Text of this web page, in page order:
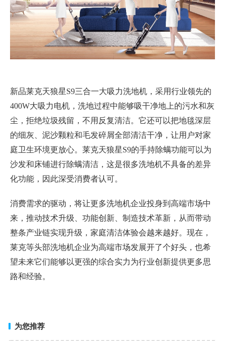
新品莱克天狼星S9三合一大吸力洗地机，采用行业领先的
400W大吸力电机，洗地过程中能够吸干净地上的污水和灰
尘，拒绝垃圾残留，不用反复清洁。它还可以把地毯深层
的细灰、泥沙颗粒和毛发碎屑全部清洁干净，让用户对家
庭卫生环境更放心。莱克天狼星S9的手持除螨功能可以为
沙发和床铺进行除螨清洁，这是很多洗地机不具备的差异
化功能，因此深受消费者认可。
消费需求的驱动，将让更多洗地机企业投身到高端市场中
来，推动技术升级、功能创新、制造技术革新，从而带动
整条产业链实现升级，家庭清洁体验会越来越好。现在，
莱克等头部洗地机企业为高端市场发展开了个好头，也希
望未来它们能够以更强的综合实力为行业创新提供更多思
路和经验。
为您推荐